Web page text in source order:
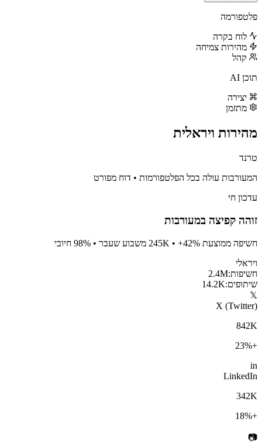
פלטפורמה
לוח בקרה
מהירות צמיחה
קהל
תוכן AI
יצירה
מתזמן
מהירות ויראלית
טרנד
המעורבות עולה בכל הפלטפורמות • דוח מפורט
עדכון חי
זוהה קפיצה במעורבות
חשיפה ממוצעת 245K • +42% משבוע שעבר • 98% חיובי
ויראלי
חשיפות:2.4M
שיתופים:14.2K
𝕏
X (Twitter)
842K
+23%
in
LinkedIn
342K
+18%
📷